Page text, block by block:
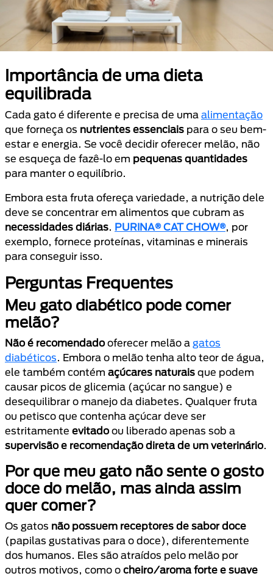
Importância de uma dieta
equilibrada
Cada gato é diferente e precisa de uma alimentação
que forneça os nutrientes essenciais para o seu bem-
estar e energia. Se você decidir oferecer melão, não
se esqueça de fazê-lo em pequenas quantidades
para manter o equilíbrio.
Embora esta fruta ofereça variedade, a nutrição dele
deve se concentrar em alimentos que cubram as
necessidades diárias. PURINA® CAT CHOW®, por
exemplo, fornece proteínas, vitaminas e minerais
para conseguir isso.
Perguntas Frequentes
Meu gato diabético pode comer
melão?
Não é recomendadooferecer melão a gatos
diabéticos. Embora o melão tenha alto teor de água,
ele também contém açúcares naturais que podem
causar picos de glicemia (açúcar no sangue) e
desequilibrar o manejo da diabetes. Qualquer fruta
ou petisco que contenha açúcar deve ser
estritamente evitadoou liberado apenas sob a
supervisão e recomendação direta de um veterinário.
Por que meu gato não sente o gosto
doce do melão, mas ainda assim
quer comer?
Os gatos não possuem receptores de sabor doce
(papilas gustativas para o doce), diferentemente
dos humanos. Eles são atraídos pelo melão por
outros motivos, como o cheiro/aroma forte e suave